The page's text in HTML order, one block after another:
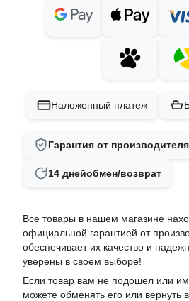
Наложенный платеж
Гарантия от производителя
14 днейобмен/возврат
Все товары в нашем магазине
официальной гарантией от
обеспечивает их качество и
уверены в своем выборе!
Если товар вам не подошел или
можете обменять его или вернуть